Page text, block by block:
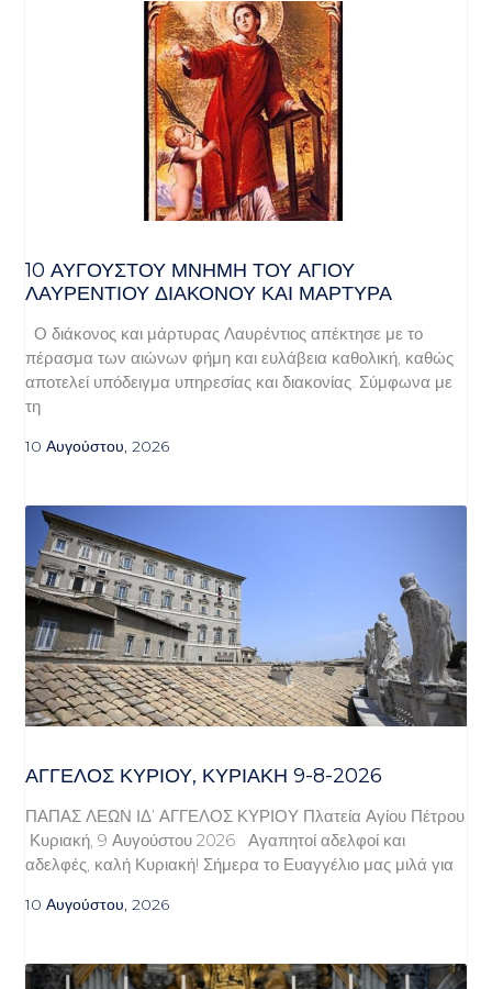
10 ΑΥΓΟΥΣΤΟΥ ΜΝΗΜΗ ΤΟΥ ΑΓΙΟΥ
ΛΑΥΡΕΝΤΙΟΥ ΔΙΑΚΟΝΟΥ ΚΑΙ ΜΑΡΤΥΡΑ
Ο διάκονος και μάρτυρας Λαυρέντιος απέκτησε με το
πέρασμα των αιώνων φήμη και ευλάβεια καθολική, καθώς
αποτελεί υπόδειγμα υπηρεσίας και διακονίας. Σύμφωνα με
τη
10 Αυγούστου, 2026
ΆΓΓΕΛΟΣ ΚΥΡΊΟΥ, ΚΥΡΙΑΚΉ 9-8-2026
ΠΑΠΑΣ ΛΕΩΝ ΙΔ’ ΑΓΓΕΛΟΣ ΚΥΡΙΟΥ Πλατεία Αγίου Πέτρου
Κυριακή, 9 Αυγούστου 2026 Αγαπητοί αδελφοί και
αδελφές, καλή Κυριακή! Σήμερα το Ευαγγέλιο μας μιλά για
10 Αυγούστου, 2026